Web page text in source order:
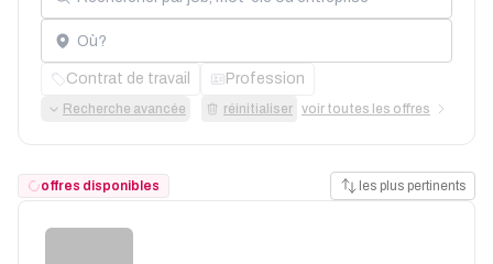
Localisation
Contrat de travail Profession
Recherche avancée réinitialiser voir toutes les offres
offres disponibles les plus pertinents